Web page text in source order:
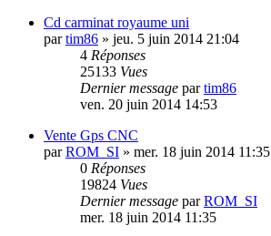
Cd carminat royaume uni
partim86 » jeu. 5 juin 2014 21:04
4 Réponses
25133 Vues
Dernier message partim86
ven. 20 juin 2014 14:53
Vente Gps CNC
parROM_SI » mer. 18 juin 2014 11:35
0 Réponses
19824 Vues
Dernier message parROM_SI
mer. 18 juin 2014 11:35